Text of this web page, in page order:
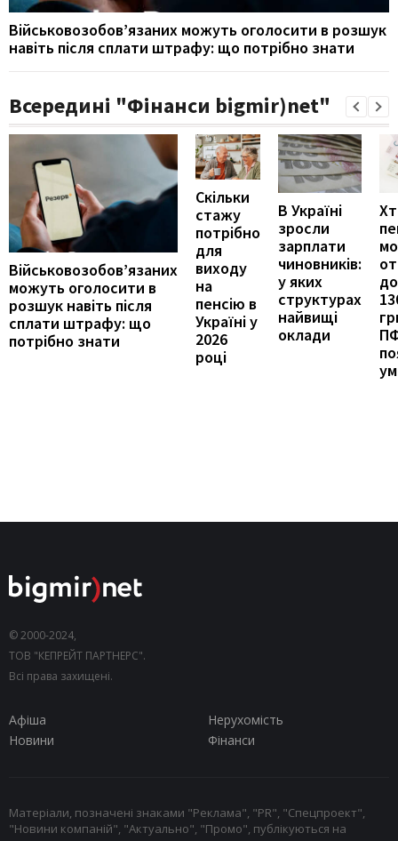
Військовозобов’язаних можуть оголосити в розшук
навіть після сплати штрафу: що потрібно знати
Всередині "Фінанси bigmir)net"
Військовозобов’язаних
можуть оголосити в
розшук навіть після
сплати штрафу: що
потрібно знати
Скільки
стажу
потрібно
для
виходу
на
пенсію в
Україні у
2026
році
В Україні
зросли
зарплати
чиновників:
у яких
структурах
найвищі
оклади
© 2000-2024,
ТОВ "КЕПРЕЙТ ПАРТНЕРС".
Всі права захищені.
Афіша
Нерухомість
Новини
Фінанси
Матеріали, позначені знаками "Реклама", "PR", "Спецпроект",
"Новини компаній", "Актуально", "Промо", публікуються на